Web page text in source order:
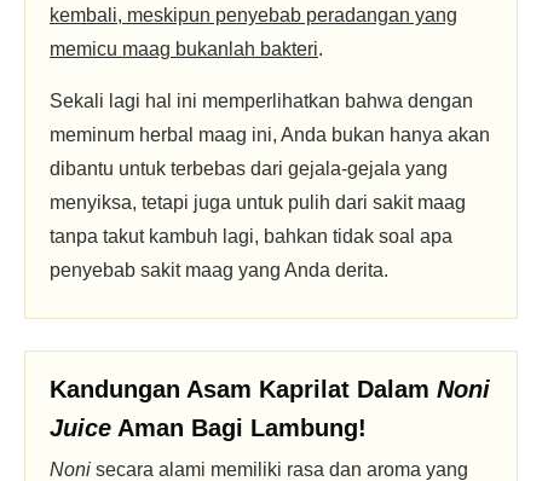
kembali, meskipun penyebab peradangan yang
memicu maag bukanlah bakteri.
Sekali lagi hal ini memperlihatkan bahwa dengan
meminum herbal maag ini, Anda bukan hanya akan
dibantu untuk terbebas dari gejala-gejala yang
menyiksa, tetapi juga untuk pulih dari sakit maag
tanpa takut kambuh lagi, bahkan tidak soal apa
penyebab sakit maag yang Anda derita.
Kandungan Asam Kaprilat Dalam Noni
Juice Aman Bagi Lambung!
Noni secara alami memiliki rasa dan aroma yang